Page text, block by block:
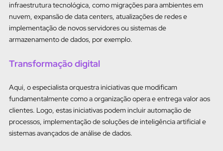
infraestrutura tecnológica, como migrações para ambientes em
nuvem, expansão de data centers, atualizações de redes e
implementação de novos servidores ou sistemas de
armazenamento de dados, por exemplo.
Transformação digital
Aqui, o especialista orquestra iniciativas que modificam
fundamentalmente como a organização opera e entrega valor aos
clientes. Logo, estas iniciativas podem incluir automação de
processos, implementação de soluções de inteligência artificial e
sistemas avançados de análise de dados.